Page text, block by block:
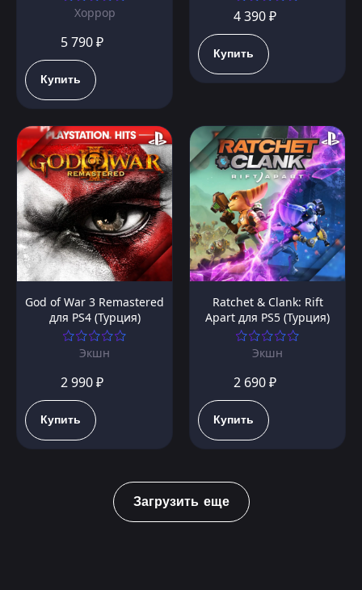
Хоррор
5 790 ₽
Купить
4 390 ₽
Купить
God of War 3 Remastered
для PS4 (Турция)
Экшн
2 990 ₽
Купить
Ratchet & Clank: Rift
Apart для PS5 (Турция)
Экшн
2 690 ₽
Купить
Загрузить еще